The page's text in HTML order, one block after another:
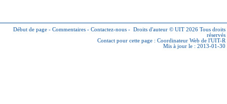
Début de page - Commentaires - Contactez-nous - Droits d'auteur © UIT 2026 Tous droits
réservés
Contact pour cette page : Coordinateur Web de l'UIT-R
Mis à jour le : 2013-01-30